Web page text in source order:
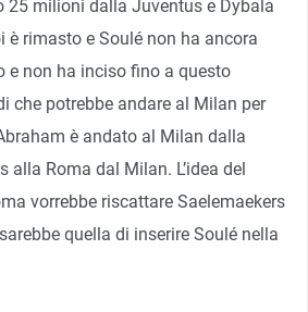
25 milioni dalla Juventus e Dybala
è rimasto e Soulé non ha ancora
e non ha inciso fino a questo
che potrebbe andare al Milan per
è andato al Milan dalla
alla Roma dal Milan. L’idea del
vorrebbe riscattare Saelemaekers
quella di inserire Soulé nella